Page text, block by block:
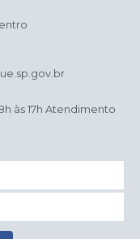
às 17h Atendimento